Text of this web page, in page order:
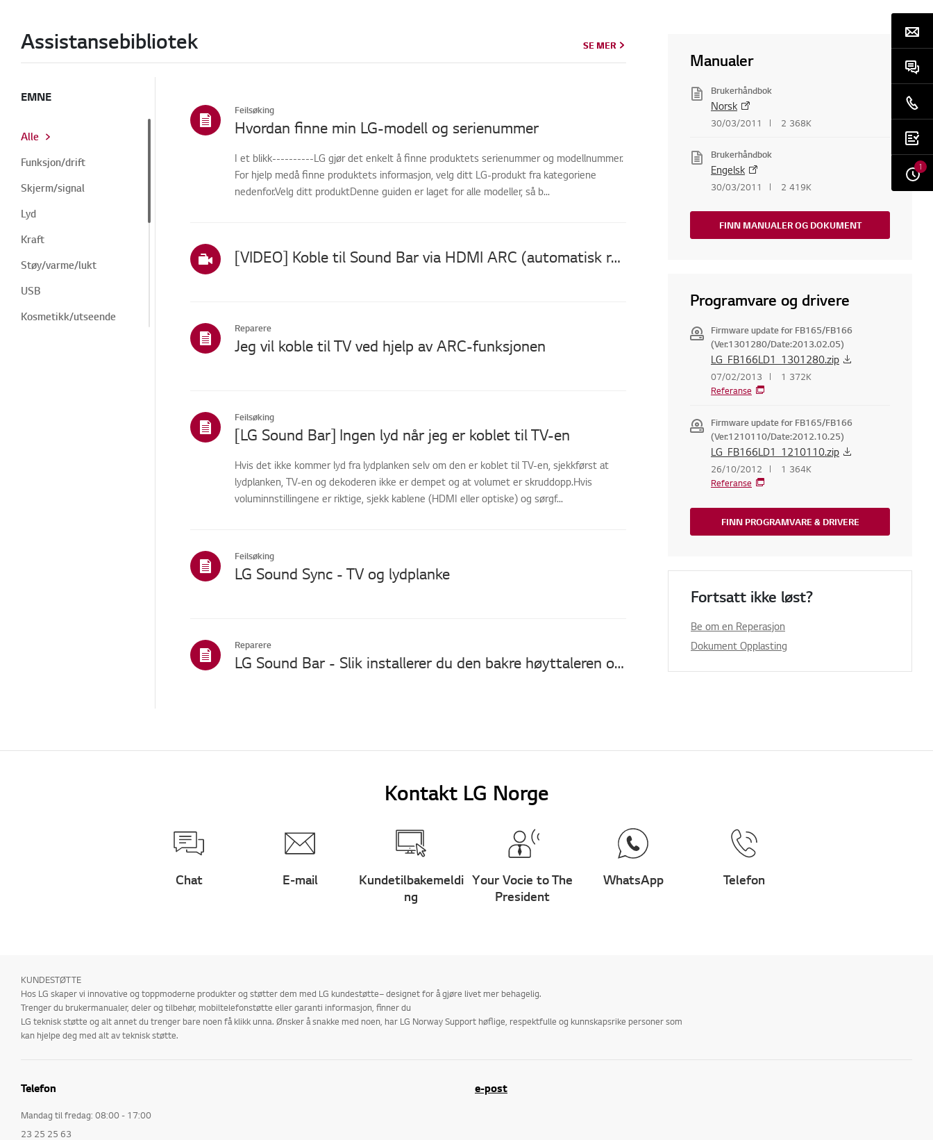
Assistansebibliotek SE MER
EMNE
Alle
Funksjon/drift
Skjerm/signal
Lyd
Kraft
Støy/varme/lukt
USB
Kosmetikk/utseende
Feilsøking
Hvordan finne min LG-modell og serienummer
I et blikk----------LG gjør det enkelt å finne produktets serienummer og modellnummer.
For hjelp medå finne produktets informasjon, velg ditt LG-produkt fra kategoriene
nedenfor.Velg ditt produktDenne guiden er laget for alle modeller, så b...
[VIDEO] Koble til Sound Bar via HDMI ARC (automatisk returkanal)
Reparere
Jeg vil koble til TV ved hjelp av ARC-funksjonen
Feilsøking
[LG Sound Bar] Ingen lyd når jeg er koblet til TV-en
Hvis det ikke kommer lyd fra lydplanken selv om den er koblet til TV-en, sjekkførst at
lydplanken, TV-en og dekoderen ikke er dempet og at volumet er skruddopp.Hvis
voluminnstillingene er riktige, sjekk kablene (HDMI eller optiske) og sørgf...
Feilsøking
LG Sound Sync - TV og lydplanke
Reparere
LG Sound Bar - Slik installerer du den bakre høyttaleren og LG wi-fi-høyttalerappen
SE MER
Manualer
Brukerhåndbok
Norsk
30/03/2011 2 368K
Brukerhåndbok
Engelsk
30/03/2011 2 419K
FINN MANUALER OG DOKUMENT
Programvare og drivere
Firmware update for FB165/FB166
(Ver:1301280/Date:2013.02.05)
LG_FB166LD1_1301280.zip
07/02/2013
1 372K
Referanse
Firmware update for FB165/FB166
(Ver:1210110/Date:2012.10.25)
LG_FB166LD1_1210110.zip
26/10/2012
1 364K
Referanse
FINN PROGRAMVARE & DRIVERE
Fortsatt ikke løst?
Be om en Reperasjon
Dokument Opplasting
Kontakt LG Norge
Chat E-mail
Kundetilbakemeldi
ng
Your Vocie to The
President
WhatsApp Telefon
1
KUNDESTØTTE
Hos LG skaper vi innovative og toppmoderne produkter og støtter dem med LG kundestøtte– designet for å gjøre livet mer behagelig.
Trenger du brukermanualer, deler og tilbehør, mobiltelefonstøtte eller garanti informasjon, finner du
LG teknisk støtte og alt annet du trenger bare noen få klikk unna. Ønsker å snakke med noen, har LG Norway Support høflige, respektfulle og kunnskapsrike personer som
kan hjelpe deg med alt av teknisk støtte.
Telefon
Mandag til fredag: 08:00 - 17:00
23 25 25 63
e-post